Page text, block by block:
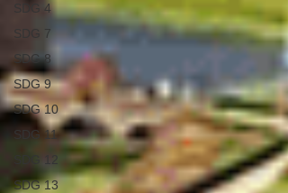
SDG 4
SDG 7
SDG 8
SDG 9
SDG 10
SDG 11
SDG 13